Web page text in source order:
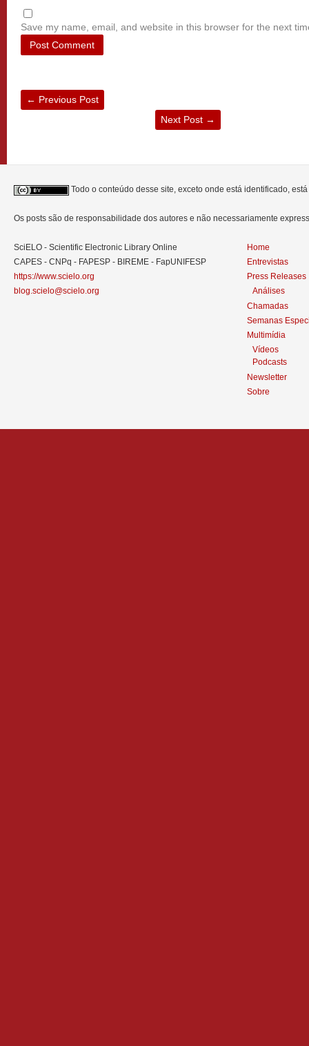
Save my name, email, and website in this browser for the next
← Previous Post
Next Post →
Todo o conteúdo desse site, exceto onde está identificado,
Os posts são de responsabilidade dos autores e não necessariamente
SciELO - Scientific Electronic Library Online
CAPES - CNPq - FAPESP - BIREME - FapUNIFESP
https://www.scielo.org
blog.scielo@scielo.org
Home
Entrevistas
Press Releases
Análises
Chamadas
Semanas
Multimídia
Vídeos
Podcasts
Newsletter
Sobre